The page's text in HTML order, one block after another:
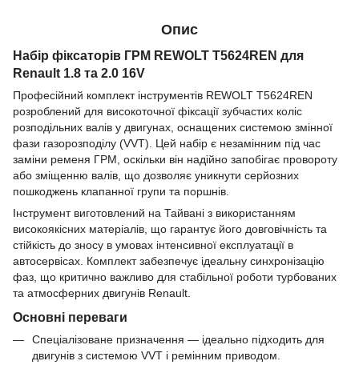
Опис
Набір фіксаторів ГРМ REWOLT T5624REN для
Renault 1.8 та 2.0 16V
Професійний комплект інструментів REWOLT T5624REN
розроблений для високоточної фіксації зубчастих коліс
розподільних валів у двигунах, оснащених системою змінної
фази газорозподілу (VVT). Цей набір є незамінним під час
заміни ременя ГРМ, оскільки він надійно запобігає провороту
або зміщенню валів, що дозволяє уникнути серйозних
пошкоджень клапанної групи та поршнів.
Інструмент виготовлений на Тайвані з використанням
високоякісних матеріалів, що гарантує його довговічність та
стійкість до зносу в умовах інтенсивної експлуатації в
автосервісах. Комплект забезпечує ідеальну синхронізацію
фаз, що критично важливо для стабільної роботи турбованих
та атмосферних двигунів Renault.
Основні переваги
Спеціалізоване призначення — ідеально підходить для
двигунів з системою VVT і ремінним приводом.